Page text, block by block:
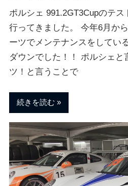
ポルシェ 991.2GT3Cupのテ
行ってきました。 今年6月か
ーツでメンテナンスをしてい
ダウンでした！！ ポルシェと
ツ！と言うことで
続きを読む